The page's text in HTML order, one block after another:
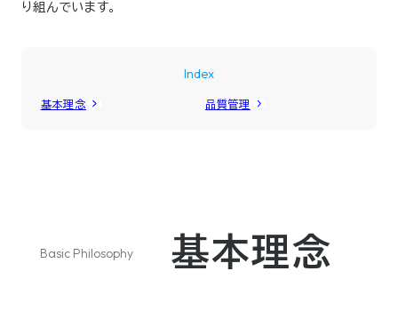
り組んでいます。
Index
基本理念 品質管理
基本理念
Basic Philosophy